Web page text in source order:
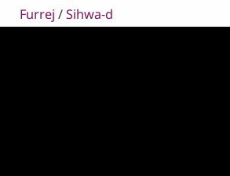
Furrej /Sihwa-d